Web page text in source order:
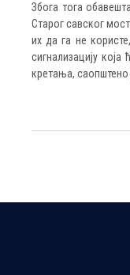
Збога тога
Старог савског
их да га не
сигнализацију
кретања, саопштено